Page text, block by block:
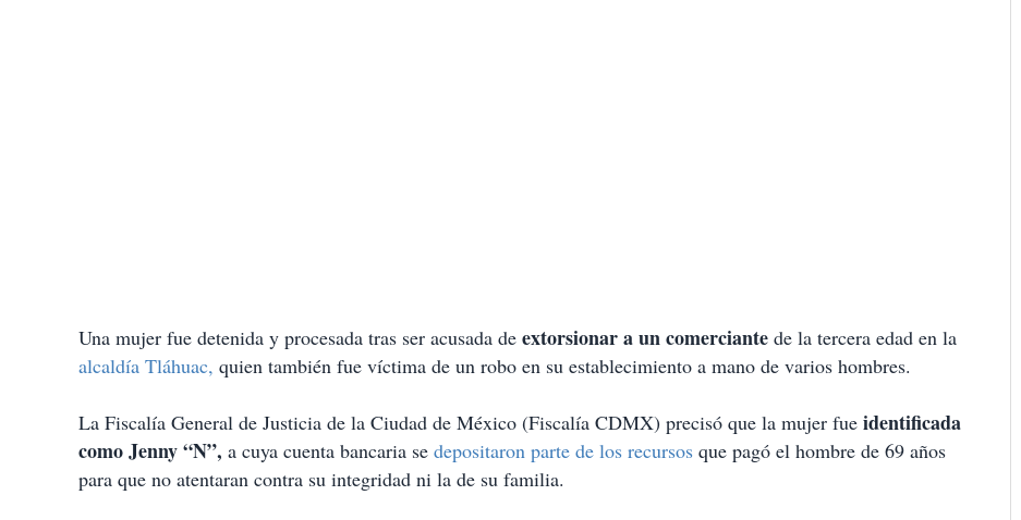
Una mujer fue detenida y procesada tras ser acusada de extorsionar a un comerciante de la tercera edad en la
alcaldía Tláhuac, quien también fue víctima de un robo en su establecimiento a mano de varios hombres.
La Fiscalía General de Justicia de la Ciudad de México (Fiscalía CDMX) precisó que la mujer fue identificada
como Jenny “N”, a cuya cuenta bancaria se depositaron parte de los recursos que pagó el hombre de 69 años
para que no atentaran contra su integridad ni la de su familia.